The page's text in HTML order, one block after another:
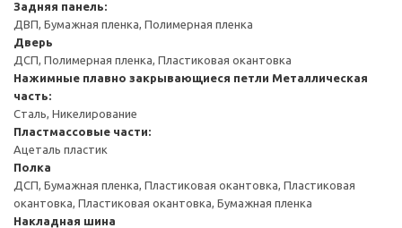
Задняя панель:
ДВП, Бумажная пленка, Полимерная пленка
Дверь
ДСП, Полимерная пленка, Пластиковая окантовка
Нажимные плавно закрывающиеся петли Металлическая
часть:
Сталь, Никелирование
Пластмассовые части:
Ацеталь пластик
Полка
ДСП, Бумажная пленка, Пластиковая окантовка, Пластиковая
окантовка, Пластиковая окантовка, Бумажная пленка
Накладная шина